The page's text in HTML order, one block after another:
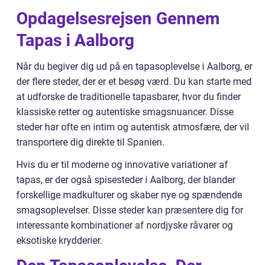
Opdagelsesrejsen Gennem
Tapas i Aalborg
Når du begiver dig ud på en tapasoplevelse i Aalborg, er
der flere steder, der er et besøg værd. Du kan starte med
at udforske de traditionelle tapasbarer, hvor du finder
klassiske retter og autentiske smagsnuancer. Disse
steder har ofte en intim og autentisk atmosfære, der vil
transportere dig direkte til Spanien.
Hvis du er til moderne og innovative variationer af
tapas, er der også spisesteder i Aalborg, der blander
forskellige madkulturer og skaber nye og spændende
smagsoplevelser. Disse steder kan præsentere dig for
interessante kombinationer af nordjyske råvarer og
eksotiske krydderier.